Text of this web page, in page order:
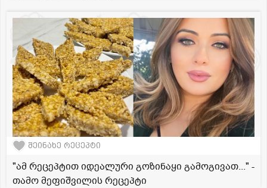
შეინახე რეცეპტი
"ამ რეცეპტით იდეალური გოზინაყი გამოგივათ..." -
თამო მეფიშვილის რეცეპტი